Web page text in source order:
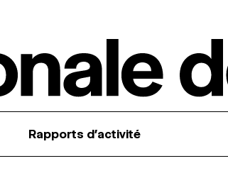
Rapports d’activité